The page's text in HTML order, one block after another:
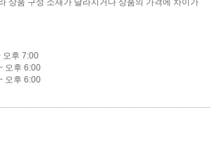
후 7:00
오후 6:00
오후 6:00